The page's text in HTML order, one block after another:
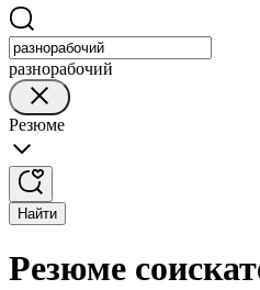
разнорабочий
Резюме
Найти
Резюме